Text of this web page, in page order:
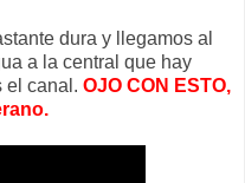
dura y llegamos al
a la central que hay
el canal. OJO CON ESTO,